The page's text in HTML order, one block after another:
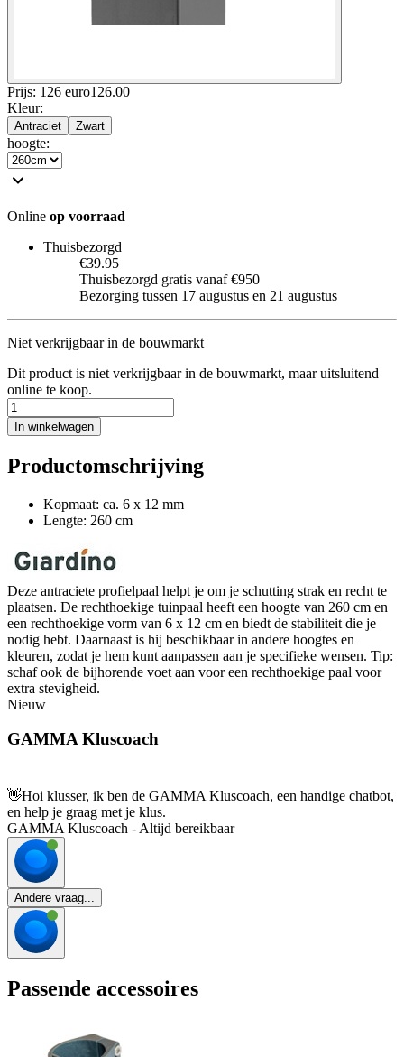
Prijs: 126 euro126.00
Kleur:
Antraciet Zwart
hoogte:
Online op voorraad
Thuisbezorgd
€39.95
Thuisbezorgd gratis vanaf €950
Bezorging tussen 17 augustus en 21 augustus
Niet verkrijgbaar in de bouwmarkt
Dit product is niet verkrijgbaar in de bouwmarkt, maar uitsluitend
online te koop.
In winkelwagen
Productomschrijving
Kopmaat: ca. 6 x 12 mm
Lengte: 260 cm
Deze antraciete profielpaal helpt je om je schutting strak en recht te
plaatsen. De rechthoekige tuinpaal heeft een hoogte van 260 cm en
een rechthoekige vorm van 6 x 12 cm en biedt de stabiliteit die je
nodig hebt. Daarnaast is hij beschikbaar in andere hoogtes en
kleuren, zodat je hem kunt aanpassen aan je specifieke wensen. Tip:
schaf ook de bijhorende voet aan voor een rechthoekige paal voor
extra stevigheid.
Nieuw
GAMMA Kluscoach
👋Hoi klusser, ik ben de GAMMA Kluscoach, een handige chatbot,
en help je graag met je klus.
GAMMA Kluscoach - Altijd bereikbaar
Andere vraag...
Passende accessoires